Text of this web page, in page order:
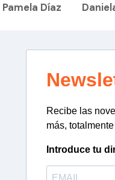
Pamela Díaz
Recibe las
más,
Introduce tu